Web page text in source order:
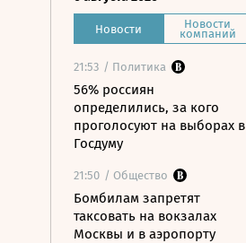
Новости Новости
компаний
21:53 / Политика
56% россиян
определились, за кого
проголосуют на выборах в
Госдуму
21:50 / Общество
Бомбилам запретят
таксовать на вокзалах
Москвы и в аэропорту